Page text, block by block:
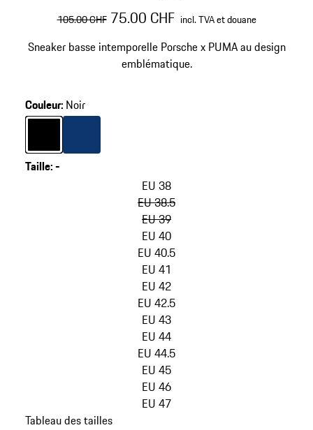
prix initial
105.00 CHFprix de vente
75.00 CHFincl. TVA et douane
incl. TVA et douane
Sneaker basse intemporelle Porsche x PUMA au design
emblématique.
Couleur: Noir
CouleurNoir
Couleur blue depth
Taille:-
EU 38
EU 38.5
EU 39
EU 40
EU 40.5
EU 41
EU 42
EU 42.5
EU 43
EU 44
EU 44.5
EU 45
EU 46
EU 47
Tableau des tailles